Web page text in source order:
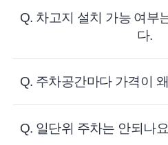
환불 원칙
- 주차권 시작일 15일~8일 전
- 주차권 시작일 7일~당일(환불 불
연간 정기권 경우 환불 요청 시
Q. 차고지 설치 가능 여부
다.
-
Q. 주차공간마다 가격이
주차 요금은 사업장 기준 도심 접근
Q. 일단위 주차는 안되나